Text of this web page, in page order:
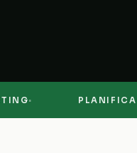
PLANIFICACIÓN